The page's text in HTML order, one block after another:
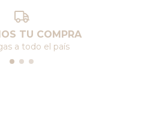
TU COMPRA
a todo el país